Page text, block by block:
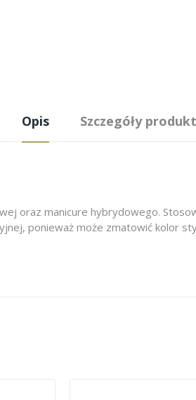
Opis Szczegóły
oraz manicure hybrydowego.
ponieważ może zmatowić kolor